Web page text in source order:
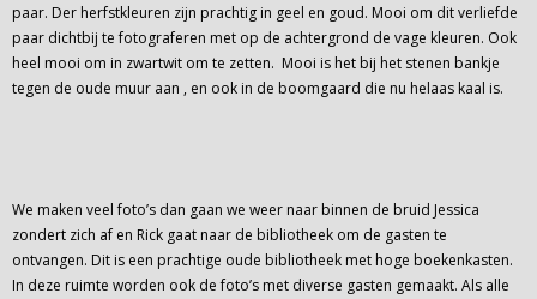
paar. Der herfstkleuren zijn prachtig in geel en goud. Mooi om dit verliefde
paar dichtbij te fotograferen met op de achtergrond de vage kleuren. Ook
heel mooi om in zwartwit om te zetten. Mooi is het bij het stenen bankje
tegen de oude muur aan , en ook in de boomgaard die nu helaas kaal is.
We maken veel foto’s dan gaan we weer naar binnen de bruid Jessica
zondert zich af en Rick gaat naar de bibliotheek om de gasten te
ontvangen. Dit is een prachtige oude bibliotheek met hoge boekenkasten.
In deze ruimte worden ook de foto’s met diverse gasten gemaakt. Als alle